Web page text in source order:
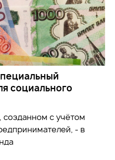
социального
созданном с учётом
- в